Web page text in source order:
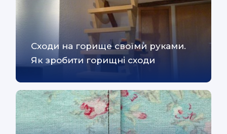
Сходи на горище своїми руками.
Як зробити горищні сходи